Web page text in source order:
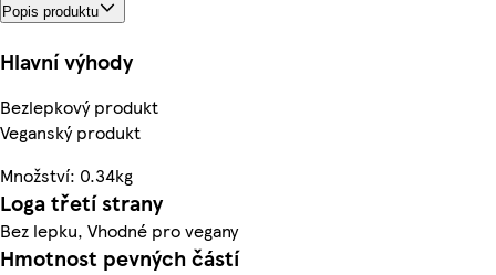
Popis produktu
Hlavní výhody
Bezlepkový produkt
Veganský produkt
Množství: 0.34kg
Loga třetí strany
Bez lepku, Vhodné pro vegany
Hmotnost pevných částí